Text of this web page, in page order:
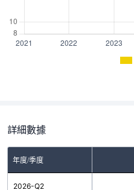
詳細數據
年度/季度
2026-Q2